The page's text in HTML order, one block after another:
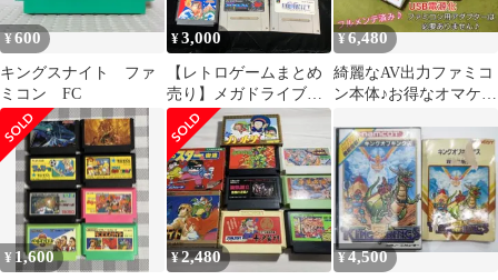
¥600
キングスナイト ファ
ミコン FC
¥3,000
【レトロゲームまとめ
売り】メガドライブソ
フト スーパーファミ
コンソフト ドラク
エ スペースハリアー
など13点
¥6,480
綺麗なAV出力ファミコ
ン本体♪お得なオマケ
♪24時間以内発送
¥ 1,600 ¥2,480 ¥4,500